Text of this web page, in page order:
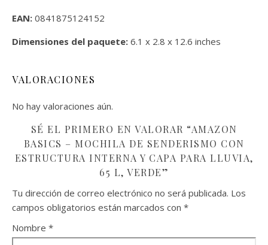
EAN: 0841875124152
Dimensiones del paquete: 6.1 x 2.8 x 12.6 inches
VALORACIONES
No hay valoraciones aún.
SÉ EL PRIMERO EN VALORAR “AMAZON
BASICS – MOCHILA DE SENDERISMO CON
ESTRUCTURA INTERNA Y CAPA PARA LLUVIA,
65 L, VERDE”
Tu dirección de correo electrónico no será publicada. Los
campos obligatorios están marcados con *
Nombre *